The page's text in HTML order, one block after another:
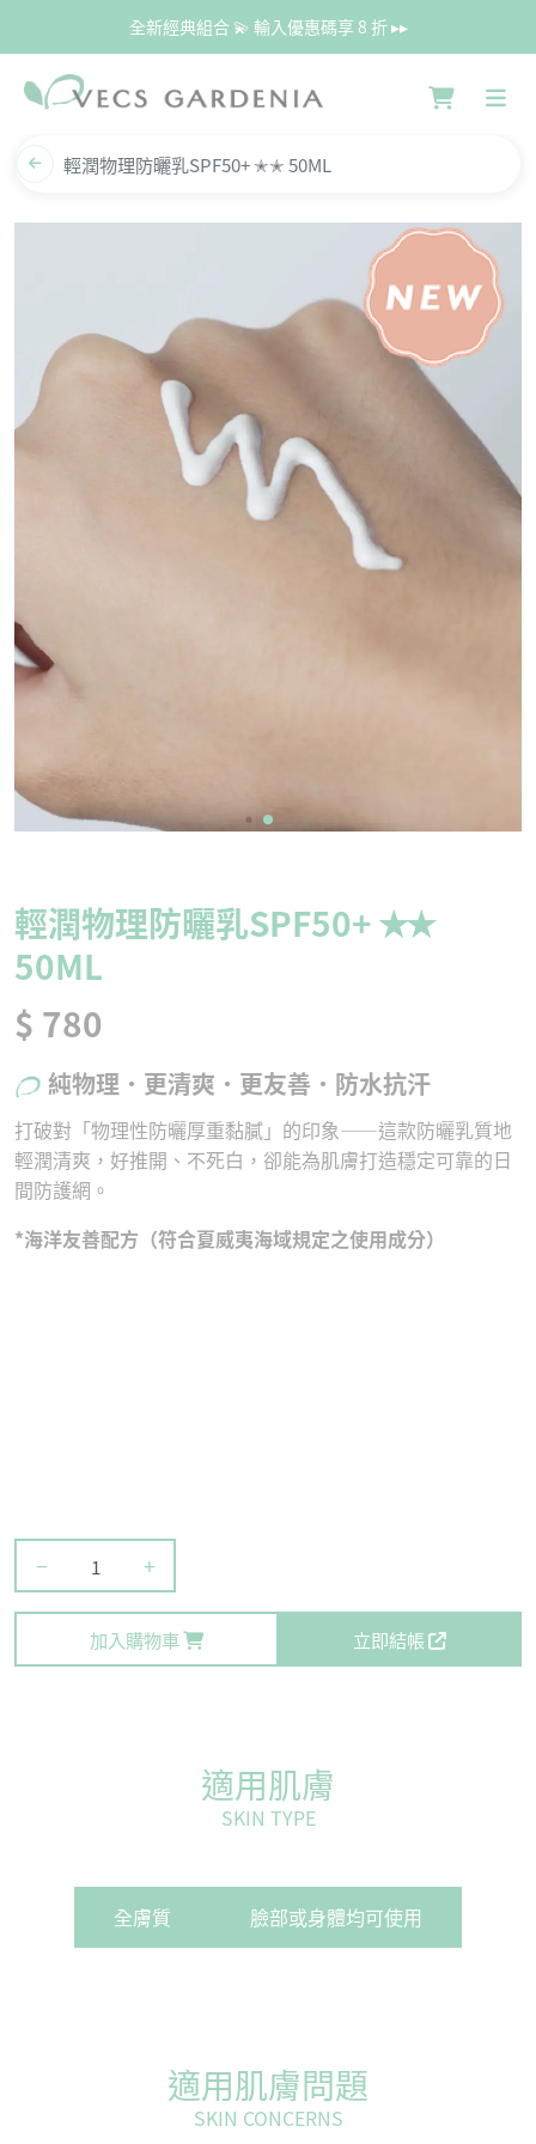
全新經典組合 💫 輸入優惠碼享 8 折 ▸▸
輕潤物理防曬乳SPF50+ ✭✭ 50ML
輕潤物理防曬乳SPF50+ ✭✭
50ML
$ 780
純物理．更清爽．更友善．防水抗汗
打破對「物理性防曬厚重黏膩」的印象——這款防曬乳質地
輕潤清爽，好推開、不死白，卻能為肌膚打造穩定可靠的日
間防護網。
*海洋友善配方（符合夏威夷海域規定之使用成分）
− +
加入購物車 立即結帳
適用肌膚
SKIN TYPE
全膚質 臉部或身體均可使用
適用肌膚問題
SKIN CONCERNS